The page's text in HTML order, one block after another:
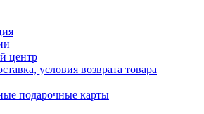
центр
условия возврата товара
подарочные карты